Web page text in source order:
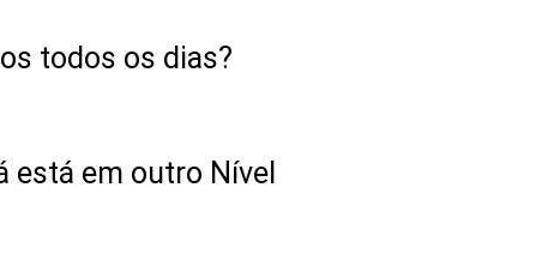
todos os dias?
está em outro Nível